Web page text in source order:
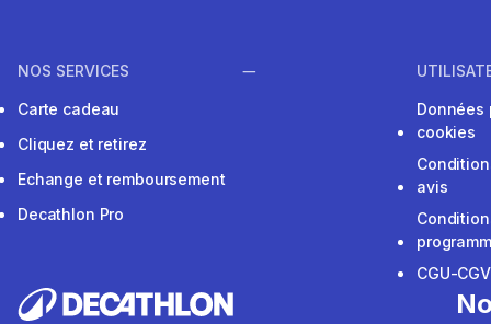
NOS SERVICES
Carte cadeau
Cliquez et retirez
Echange et remboursement
Decathlon Pro
Données
cookies
avis
CGU-CGV